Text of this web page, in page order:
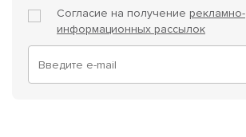
Согласие на получение рекламно-
информационных рассылок